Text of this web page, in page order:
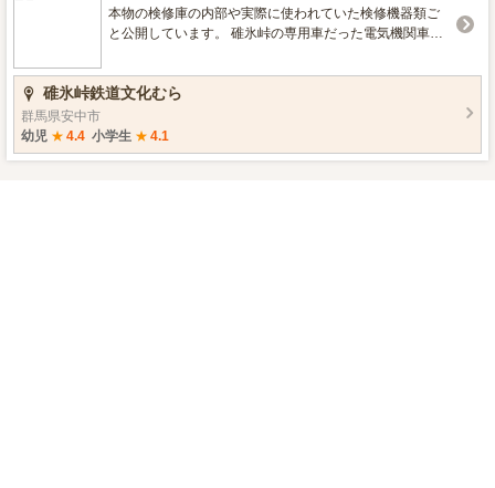
本物の検修庫の内部や実際に使われていた検修機器類ご
と公開しています。 碓氷峠の専用車だった電気機関車を
碓氷峠鉄道文化むら
群馬県安中市
幼児 ★ 4.4 小学生 ★ 4.1